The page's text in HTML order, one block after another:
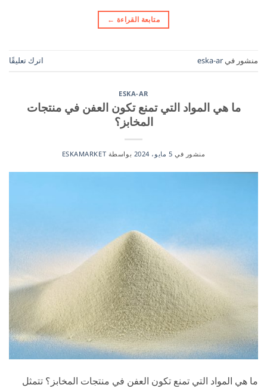
متابعة القراءة ←
منشور في eska-ar اترك تعليقًا
ESKA-AR
ما هي المواد التي تمنع تكون العفن في منتجات
المخابز؟
منشور في 5 مايو، 2024 بواسطة ESKAMARKET
ما هي المواد التي تمنع تكون العفن في منتجات المخابز؟ تتمثل